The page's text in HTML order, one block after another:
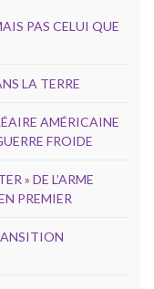
PAS CELUI QUE
LA TERRE
AMÉRICAINE
FROIDE
» DE L’ARME
PREMIER